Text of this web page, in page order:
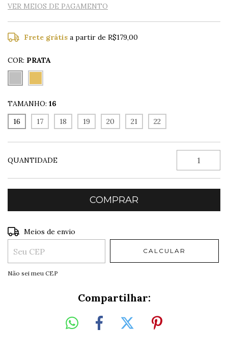
VER MEIOS DE PAGAMENTO
Frete grátis a partir deR$179,00
COR: PRATA
TAMANHO: 16
16
17 18 19 20 21 22
QUANTIDADE
Entregas para o CEP:
Meios de envio
CALCULAR
Não sei meu CEP
Compartilhar: